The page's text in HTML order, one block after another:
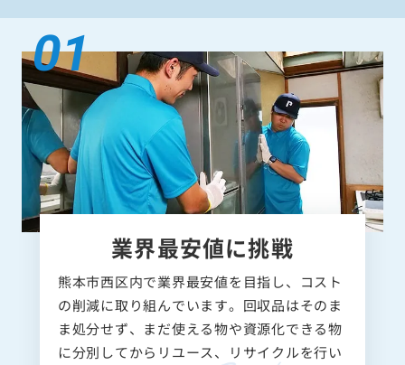
業界最安値に挑戦
熊本市西区内で業界最安値を目指し、コスト
の削減に取り組んでいます。回収品はそのま
ま処分せず、まだ使える物や資源化できる物
に分別してからリユース、リサイクルを行い